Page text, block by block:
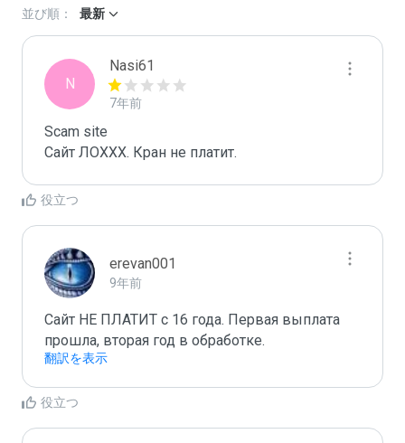
並び順： 最新
N
Nasi61
7年前
Scam site
Сайт ЛОХХХ. Кран не платит.
役立つ
erevan001
9年前
Сайт НЕ ПЛАТИТ с 16 года. Первая выплата
прошла, вторая год в обработке.
翻訳を表示
役立つ